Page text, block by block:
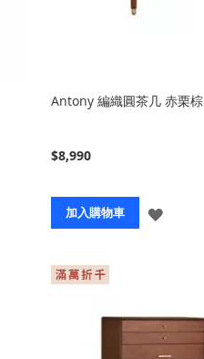
Antony 編織圓茶几 赤栗棕
$8,990
加入購物車
登